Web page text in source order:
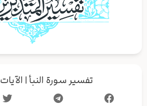
تفسير سورة النبأ | الآيات ١ إلى ٥